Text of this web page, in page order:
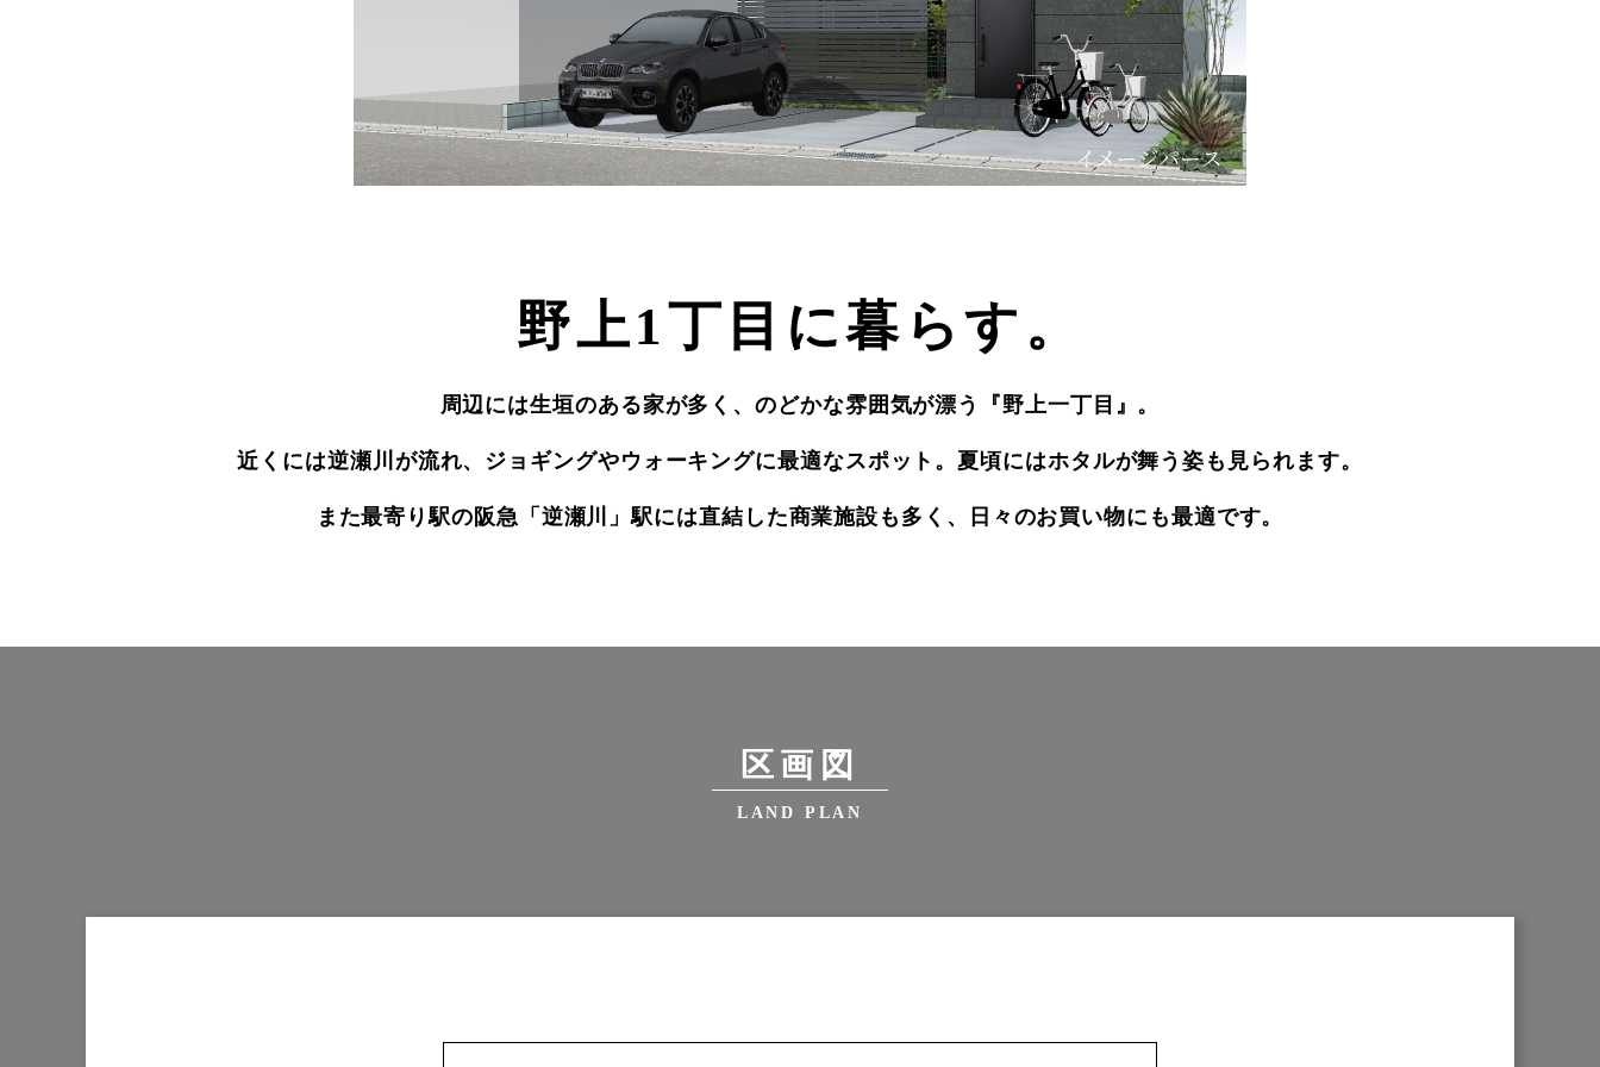
野上1丁目に暮らす。
周辺には生垣のある家が多く、のどかな雰囲気が漂う『野上一丁目』。
近くには逆瀬川が流れ、ジョギングやウォーキングに最適なスポット。夏頃にはホタルが舞う姿も見られます。
また最寄り駅の阪急「逆瀬川」駅には直結した商業施設も多く、日々のお買い物にも最適です。
区画図
LAND PLAN